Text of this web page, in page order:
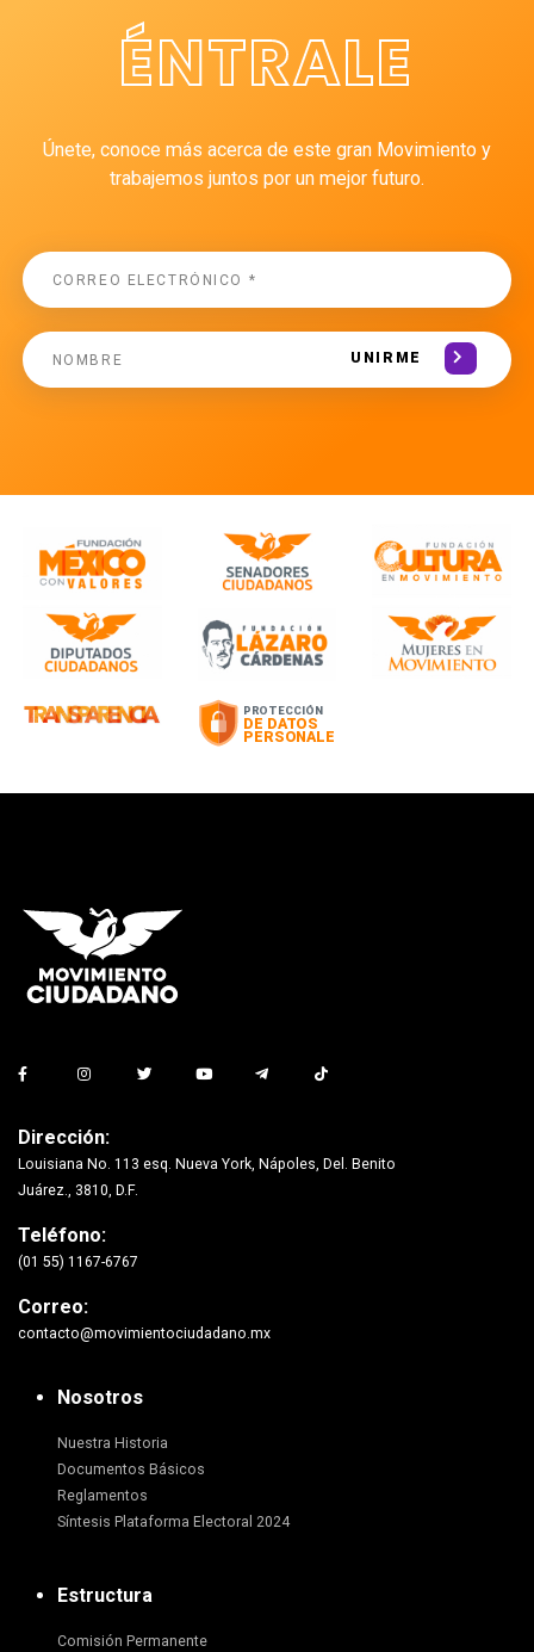
ÉNTRALE
Únete, conoce más acerca de este gran Movimiento y
trabajemos juntos por un mejor futuro.
UNIRME
Dirección:
Louisiana No. 113 esq. Nueva York, Nápoles, Del. Benito
Juárez., 3810, D.F.
Teléfono:
(01 55) 1167-6767
Correo:
contacto@movimientociudadano.mx
Nosotros
Nuestra Historia
Documentos Básicos
Reglamentos
Síntesis Plataforma Electoral 2024
Estructura
Comisión Permanente